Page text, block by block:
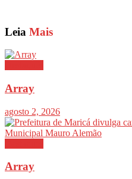
Leia Mais
Array
agosto 2, 2026
Array